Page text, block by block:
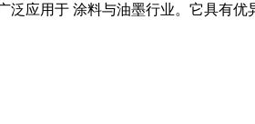
泛应用于 涂料与油墨行业。它具有优